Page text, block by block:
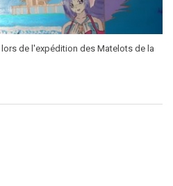
lors de l'expédition des Matelots de la